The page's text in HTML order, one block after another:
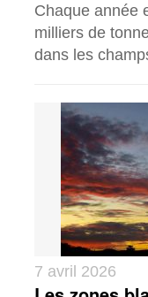
Chaque année
milliers de
dans les
7 avril 2026